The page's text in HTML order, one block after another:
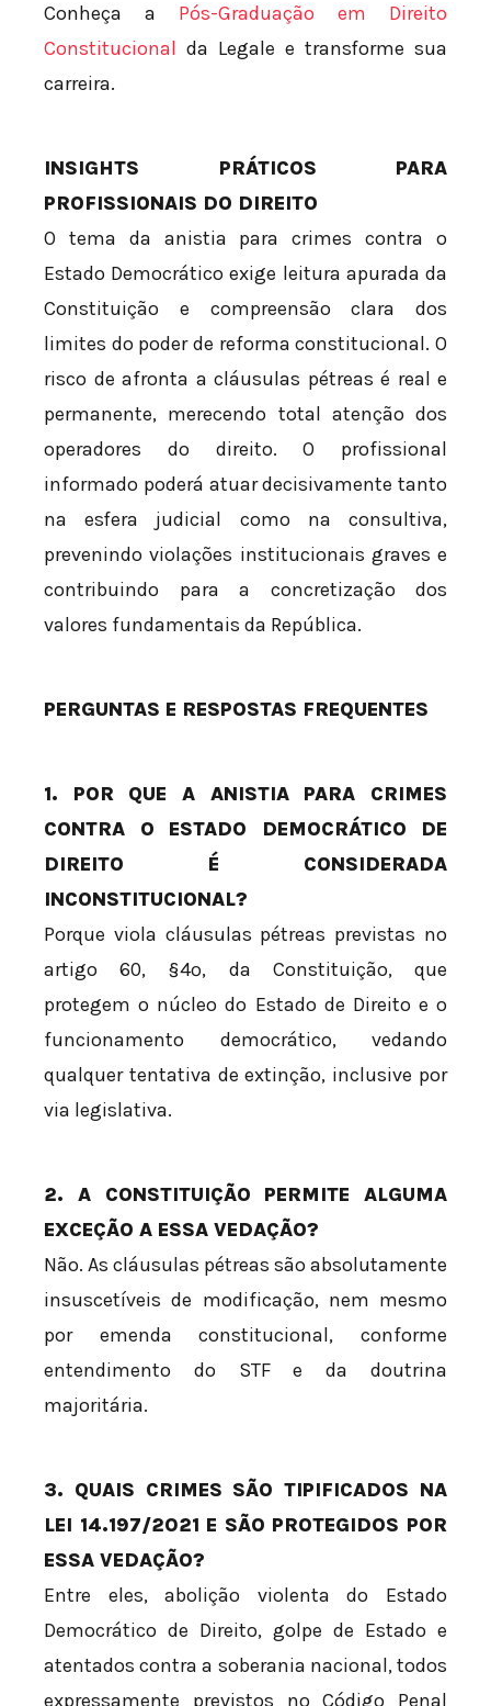
Conheça a Pós-Graduação em Direito
Constitucional da Legale e transforme sua
carreira.
INSIGHTS PRÁTICOS PARA
PROFISSIONAIS DO DIREITO
O tema da anistia para crimes contra o
Estado Democrático exige leitura apurada da
Constituição e compreensão clara dos
limites do poder de reforma constitucional. O
risco de afronta a cláusulas pétreas é real e
permanente, merecendo total atenção dos
operadores do direito. O profissional
informado poderá atuar decisivamente tanto
na esfera judicial como na consultiva,
prevenindo violações institucionais graves e
contribuindo para a concretização dos
valores fundamentais da República.
PERGUNTAS E RESPOSTAS FREQUENTES
1. POR QUE A ANISTIA PARA CRIMES
CONTRA O ESTADO DEMOCRÁTICO DE
DIREITO É CONSIDERADA
INCONSTITUCIONAL?
Porque viola cláusulas pétreas previstas no
artigo 60, §4º, da Constituição, que
protegem o núcleo do Estado de Direito e o
funcionamento democrático, vedando
qualquer tentativa de extinção, inclusive por
via legislativa.
2. A CONSTITUIÇÃO PERMITE ALGUMA
EXCEÇÃO A ESSA VEDAÇÃO?
Não. As cláusulas pétreas são absolutamente
insuscetíveis de modificação, nem mesmo
por emenda constitucional, conforme
entendimento do STF e da doutrina
majoritária.
3. QUAIS CRIMES SÃO TIPIFICADOS NA
LEI 14.197/2021 E SÃO PROTEGIDOS POR
ESSA VEDAÇÃO?
Entre eles, abolição violenta do Estado
Democrático de Direito, golpe de Estado e
atentados contra a soberania nacional, todos
expressamente previstos no Código Penal